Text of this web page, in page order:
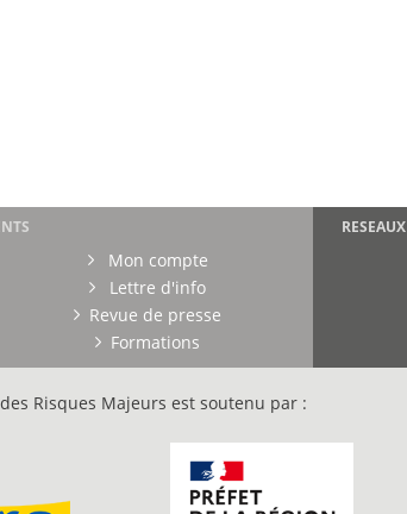
Mon compte
Lettre d'info
Revue de presse
Formations
RESEAUX
Risques Majeurs est soutenu par :